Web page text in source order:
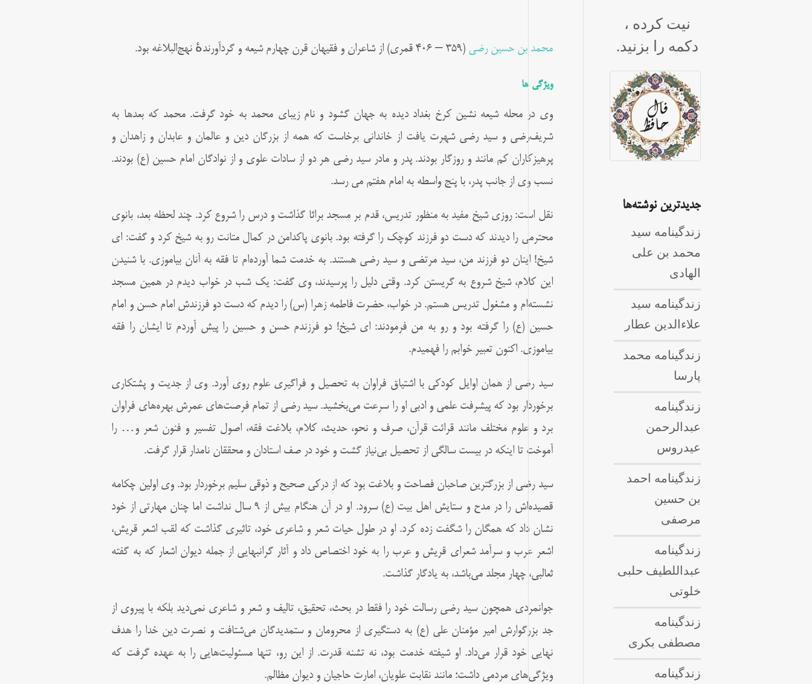
محمد بن حسین رضی (۳۵۹ – ۴۰۶ قمری) از شاعران و فقیهان قرن چهارم شیعه و گردآورندهٔ نهج‌البلاغه بود.
ویژگی ها
وی در محله شیعه نشین کرخ بغداد دیده به جهان گشود و نام زیباى محمد به خود گرفت. محمد که بعدها به
شریف‌رضى و سید رضى شهرت یافت از خاندانى برخاست که همه از بزرگان دین و عالمان و عابدان و زاهدان و
پرهیزکاران کم مانند و روزگار بودند. پدر و مادر سید رضى هر دو از سادات علوى و از نوادگان امام حسین (ع) بودند.
نسب وى از جانب پدر، با پنج واسطه به امام هفتم مى رسد.
نقل است: روزى شیخ مفید به منظور تدریس، قدم بر مسجد براثا گذاشت و درس را شروع کرد. چند لحظه بعد، بانوى
محترمى را دیدند که دست دو فرزند کوچک را گرفته بود. بانوى پاکدامن در کمال متانت رو به شیخ کرد و گفت: اى
شیخ! اینان دو فرزند من، سید مرتضى و سید رضى هستند. به خدمت شما آورده‌ام تا فقه به آنان بیاموزى. با شنیدن
این کلام، شیخ شروع به گریستن کرد. وقتی دلیل را پرسیدند، وی گفت: یک شب در خواب دیدم در همین مسجد
نشسته‌ام و مشغول تدریس هستم. در خواب، حضرت فاطمه زهرا (س) را دیدم که دست دو فرزندش امام حسن و امام
حسین (ع) را گرفته بود و رو به من فرمودند: اى شیخ! دو فرزندم حسن و حسین را پیش آوردم تا ایشان را فقه
بیاموزى. اکنون تعبیر خوابم را فهمیدم.
سید رضى از همان اوایل کودکى با اشتیاق فراوان به تحصیل و فراگیرى علوم روی آورد. وى از جدیت و پشتکارى
برخوردار بود که پیشرفت علمى و ادبى او را سرعت مى‌بخشید. سید رضى از تمام فرصت‌های عمرش بهره‌هاى فراوان
برد و علوم مختلف مانند قرائت قرآن، صرف و نحو، حدیث، کلام، بلاغت فقه، اصول تفسیر و فنون شعر و… را
آموخت تا اینکه در بیست سالگى از تحصیل بى‌نیاز گشت و خود در صف استادان و محققان نامدار قرار گرفت.
سید رضى از بزرگترین صاحبان فصاحت و بلاغت بود که از درکى صحیح و ذوقى سلیم برخوردار بود. وى اولین چکامه
قصیده‌اش را در مدح و ستایش اهل بیت (ع) سرود. او در آن هنگام بیش از ۹ سال نداشت اما چنان مهارتى از خود
نشان داد که همگان را شگفت زده کرد. او در طول حیات شعر و شاعرى خود، تاثیری گذاشت که لقب اشعر قریش،
اشعر عرب و سرآمد شعراى قریش و عرب را به خود اختصاص داد و آثار گرانبهایى از جمله دیوان اشعار که به گفته
ثعالبى، چهار مجلد مى‌باشد، به یادگار گذاشت.
جوانمردى همچون سید رضى رسالت خود را فقط در بحث، تحقیق، تالیف و شعر و شاعرى نمى‌دید بلکه با پیروى از
جد بزرگوارش امیر مؤمنان على (ع) به دستگیرى از محرومان و ستمدیدگان مى‌شتافت و نصرت دین خدا را هدف
نهایى خود قرار می‌داد. او شیفته خدمت بود، نه تشنه قدرت. از این رو، تنها مسئولیت‌هایى را به عهده گرفت که
ویژگی‌های مردمى داشت؛ مانند نقابت علویان، امارت حاجیان و دیوان مظالم.
نیت کرده ،
دکمه را بزنید.
جدیدترین نوشته‌ها
زندگینامه سید
محمد بن علی
الهادی
زندگینامه سید
علاءالدین عطار
زندگینامه محمد
پارسا
زندگینامه
عبدالرحمن
عیدروس
زندگینامه احمد
بن حسین
مرصفی
زندگینامه
عبداللطيف حلبى
خلوتی
زندگینامه
مصطفی بکری
زندگینامه